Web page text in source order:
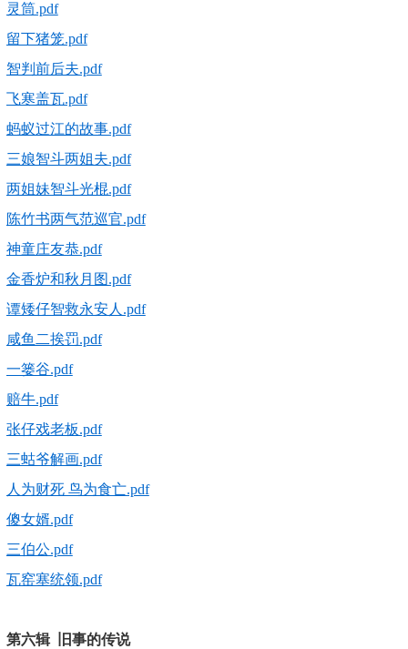
灵筒.pdf
留下猪笼.pdf
智判前后夫.pdf
飞寒盖瓦.pdf
蚂蚁过江的故事.pdf
三娘智斗两姐夫.pdf
两姐妹智斗光棍.pdf
陈竹书两气范巡官.pdf
神童庄友恭.pdf
金香炉和秋月图.pdf
谭矮仔智救永安人.pdf
咸鱼二挨罚.pdf
一篓谷.pdf
赔牛.pdf
张仔戏老板.pdf
三蛄爷解画.pdf
人为财死 鸟为食亡.pdf
傻女婿.pdf
三伯公.pdf
瓦窑塞统领.pdf
第六辑 旧事的传说